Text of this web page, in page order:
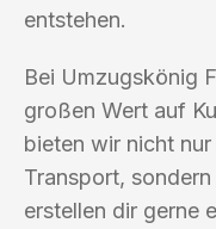
entstehen.
Bei Umzugskönig
großen Wert auf
bieten wir nicht
Transport,
erstellen dir gerne